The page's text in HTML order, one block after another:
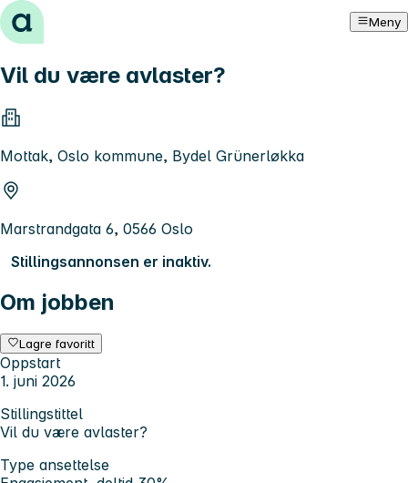
Hopp til innhold Meny
Vil du være avlaster?
Mottak, Oslo kommune, Bydel Grünerløkka
Marstrandgata 6, 0566 Oslo
Stillingsannonsen er inaktiv.
Om jobben
Lagre favoritt
Oppstart
1. juni 2026
Stillingstittel
Vil du være avlaster?
Type ansettelse